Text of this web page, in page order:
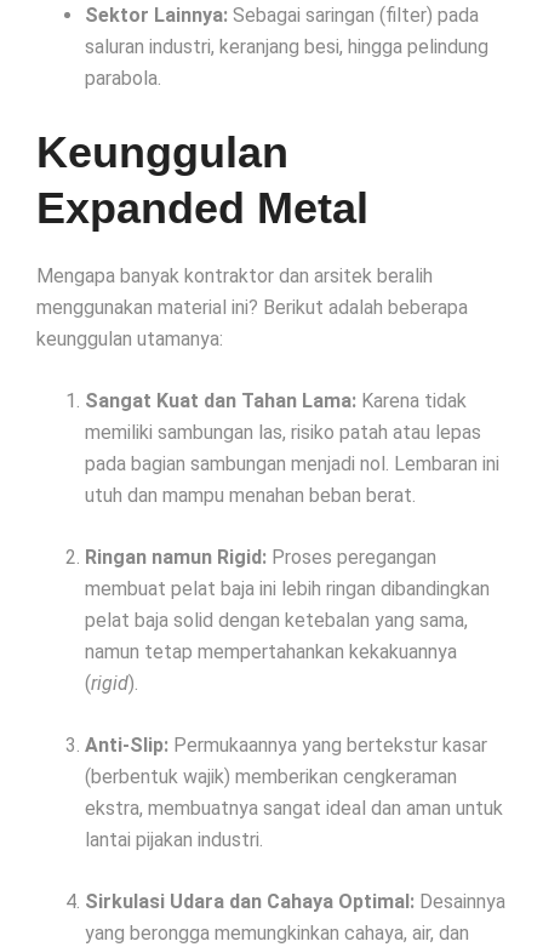
Sektor Lainnya: Sebagai saringan (filter) pada
saluran industri, keranjang besi, hingga pelindung
parabola.
Keunggulan
Expanded Metal
Mengapa banyak kontraktor dan arsitek beralih
menggunakan material ini? Berikut adalah beberapa
keunggulan utamanya:
Sangat Kuat dan Tahan Lama: Karena tidak
memiliki sambungan las, risiko patah atau lepas
pada bagian sambungan menjadi nol. Lembaran ini
utuh dan mampu menahan beban berat.
Ringan namun Rigid: Proses peregangan
membuat pelat baja ini lebih ringan dibandingkan
pelat baja solid dengan ketebalan yang sama,
namun tetap mempertahankan kekakuannya
(rigid).
Anti-Slip: Permukaannya yang bertekstur kasar
(berbentuk wajik) memberikan cengkeraman
ekstra, membuatnya sangat ideal dan aman untuk
lantai pijakan industri.
Sirkulasi Udara dan Cahaya Optimal: Desainnya
yang berongga memungkinkan cahaya, air, dan